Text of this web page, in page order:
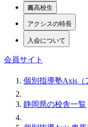
高校生
アクシスの特長
入会について
会員サイト
個別指導塾Axis（
静岡県の校舎一覧